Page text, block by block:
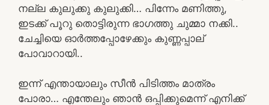
നല്ല കുലുക്കു കുലുക്കി… പിന്നേം മണിത്തു,
ഇടക്ക് പൂറു തൊട്ടിരുന്ന ഭാഗത്തു ചുമ്മാ നക്കി..
ചേച്ചിയെ ഓർത്തപ്പോഴേക്കും കുണ്ണപ്പാല്
പോവാറായി..
ഇന്ന് എന്തായാലും സീൻ പിടിത്തം മാത്രം
പോരാ… എന്തേലും ഞാൻ ഒപ്പിക്കുമെന്ന് എനിക്ക്